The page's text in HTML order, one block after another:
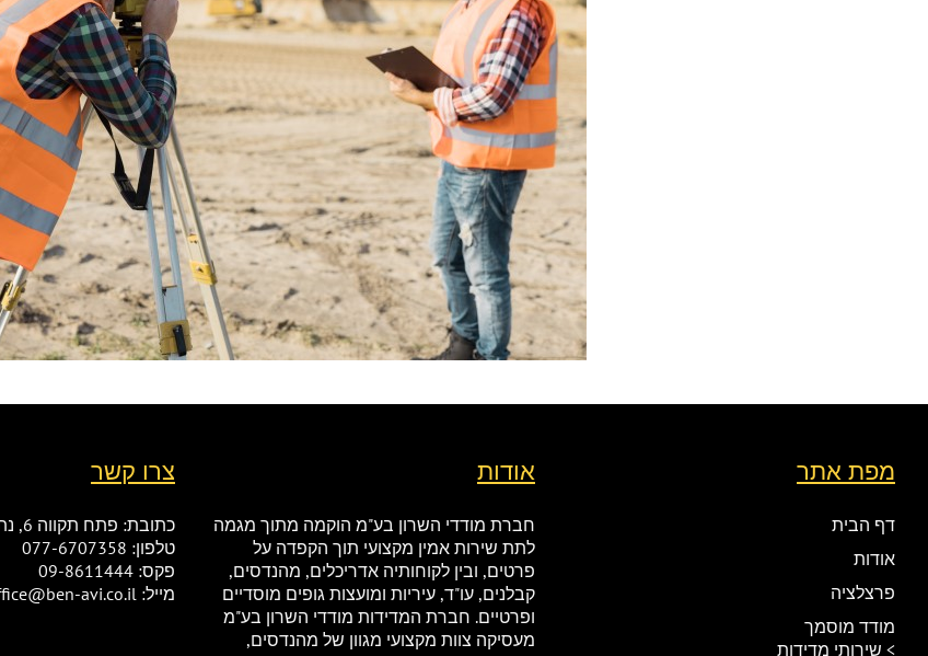
מפת אתר
דף הבית
אודות
פרצלציה
מודד מוסמך
> שירותי מדידות
אודות
חברת מודדי השרון בע"מ הוקמה מתוך מגמה
לתת שירות אמין מקצועי תוך הקפדה על
פרטים, ובין לקוחותיה אדריכלים, מהנדסים,
קבלנים, עו"ד, עיריות ומועצות גופים מוסדיים
ופרטיים. חברת המדידות מודדי השרון בע"מ
מעסיקה צוות מקצועי מגוון של מהנדסים,
צרו קשר
כתובת: פתח תקווה 6, נתניה
טלפון: 077-6707358
פקס: 09-8611444
מייל: office@ben-avi.co.il